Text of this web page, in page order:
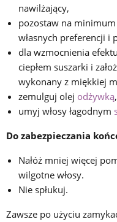
nawilżający,
pozostaw na
własnych preferencji i
dla wzmocnienia
ciepłem suszarki i
wykonany z miękkiej
zemulguj olej odżywką,
umyj włosy łagodnym
Do zabezpieczania
Nałóż mniej więcej
wilgotne włosy.
Nie spłukuj.
Zawsze po użyciu